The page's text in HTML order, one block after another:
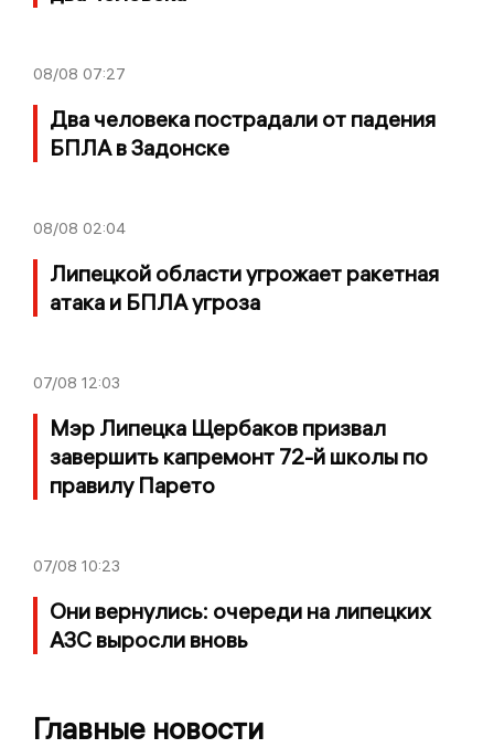
08/08 07:27
Два человека пострадали от падения
БПЛА в Задонске
08/08 02:04
Липецкой области угрожает ракетная
атака и БПЛА угроза
07/08 12:03
Мэр Липецка Щербаков призвал
завершить капремонт 72-й школы по
правилу Парето
07/08 10:23
Они вернулись: очереди на липецких
АЗС выросли вновь
Главные новости